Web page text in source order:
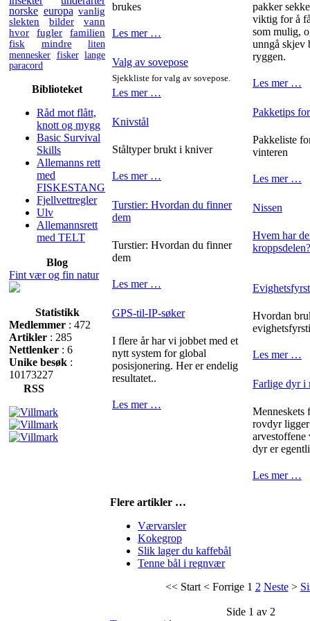
norske europa vanlig
slekten
bilder
vann
hvor
fugler
familien
fisk
mindre
liten
mennesker fisker lange
paracord
Biblioteket
Råd mot flått,
knott og mygg
Basic Survival
Skills
Allemanns rett
med
FISKESTANG
Fjellvettregler
Ulv
Allemannsrett
med TELT
Blog
Fint vær og fin natur
Statistikk
Medlemmer : 472
Artikler : 285
Nettlenker : 6
Unike besøk :
10173227
RSS
brukes
Les mer …
Valg av sovepose
Sjekkliste for valg av sovepose.
Les mer …
Knivstål
Ståltyper brukt i kniver
Les mer …
Turstier: Hvordan du finner
dem
Turstier: Hvordan du finner
dem
Les mer …
GPS-til-IP-søker
I flere år har vi jobbet med et
nytt system for global
posisjonering. Her er endelig
resultatet..
Les mer …
pakker
viktig for å
som mulig,
unngå skjev
ryggen.
Les mer …
Pakketips
Pakkeliste
vinteren
Les mer …
Nissen
Hvem har
kroppsdelen?
Hvordan
Les mer …
Farlige dyr i
Menneskets
rovdyr
arvestoffene
dyr er
Les mer …
Flere artikler …
Værvarsler
Kokegrop
Slik lager du kaffebål
Tenne bål i regnvær
<< Start< Forrige 1 2 Neste>
Side 1 av 2